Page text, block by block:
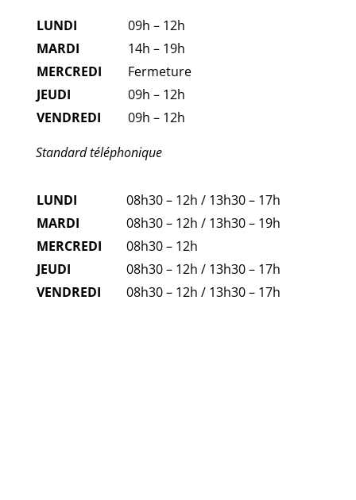
LUNDI
09h – 12h
MARDI
14h – 19h
MERCREDI
Fermeture
JEUDI
09h – 12h
VENDREDI
09h – 12h
Standard téléphonique
LUNDI
08h30 – 12h / 13h30 – 17h
MARDI
08h30 – 12h / 13h30 – 19h
MERCREDI
08h30 – 12h
JEUDI
08h30 – 12h / 13h30 – 17h
VENDREDI
08h30 – 12h / 13h30 – 17h